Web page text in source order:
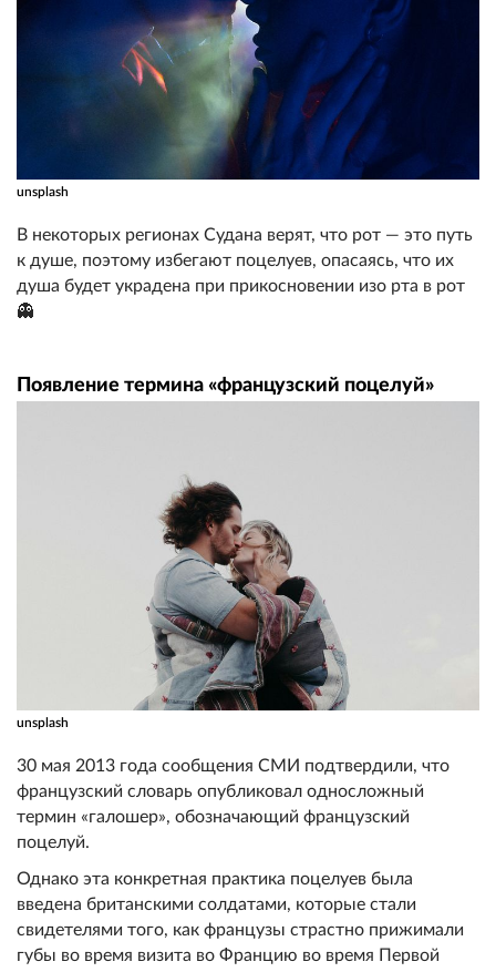
unsplash
В некоторых регионах Судана верят, что рот — это путь
к душе, поэтому избегают поцелуев, опасаясь, что их
душа будет украдена при прикосновении изо рта в рот
👻
Появление термина «французский поцелуй»
unsplash
30 мая 2013 года сообщения СМИ подтвердили, что
французский словарь опубликовал односложный
термин «галошер», обозначающий французский
поцелуй.
Однако эта конкретная практика поцелуев была
введена британскими солдатами, которые стали
свидетелями того, как французы страстно прижимали
губы во время визита во Францию во время Первой